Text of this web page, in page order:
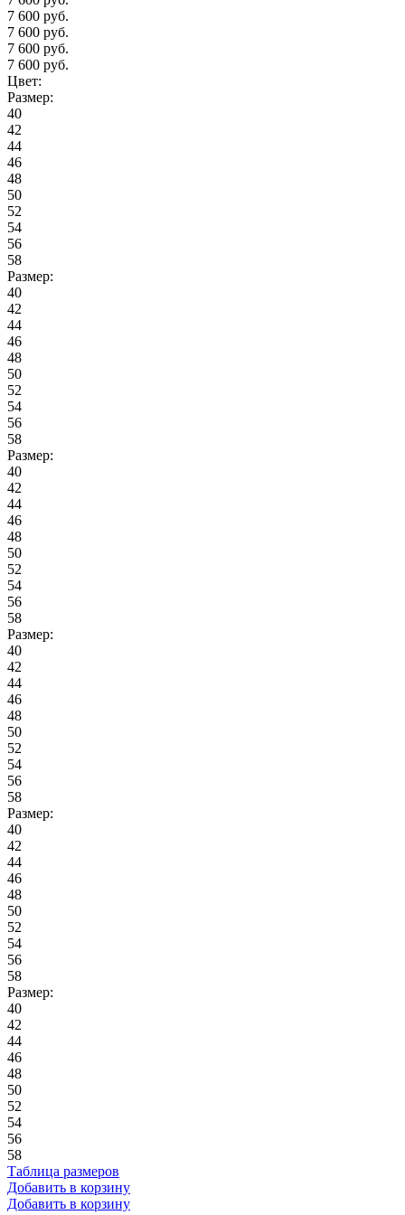
7 600 руб.
7 600 руб.
7 600 руб.
7 600 руб.
Цвет:
Размер:
40
42
44
46
48
50
52
54
56
58
Размер:
40
42
44
46
48
50
52
54
56
58
Размер:
40
42
44
46
48
50
52
54
56
58
Размер:
40
42
44
46
48
50
52
54
56
58
Размер:
40
42
44
46
48
50
52
54
56
58
Размер:
40
42
44
46
48
50
52
54
56
58
Таблица размеров
Добавить в корзину
Добавить в корзину